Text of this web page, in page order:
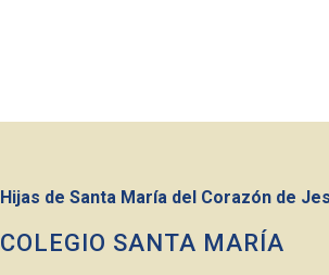
Hijas de Santa María del Corazón de
COLEGIO SANTA MARÍA